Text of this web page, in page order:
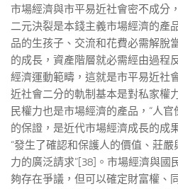
市場經濟與市平易近社會密不成分
二元決裂是本錢主義市場經濟的產
品的生孩子、交流和花費必需解脫
的成長，資產階層就必需經由過程
經濟運動範疇，這就是市平易近社
近社會二分的軌制基本是對私家權
民權力也是市場經濟的產品，“人
的保證，是近代市場經濟成長的成
“發生了確認和保護人的價值、莊
力的廣泛請求”[38]。市場經濟與國
夠存在爭議，但可以確定財富權、